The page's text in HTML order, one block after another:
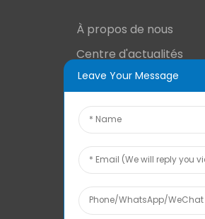
À propos de nous
Centre d'actualités
Informations techniques
Contactez-nous
Leave Your Message